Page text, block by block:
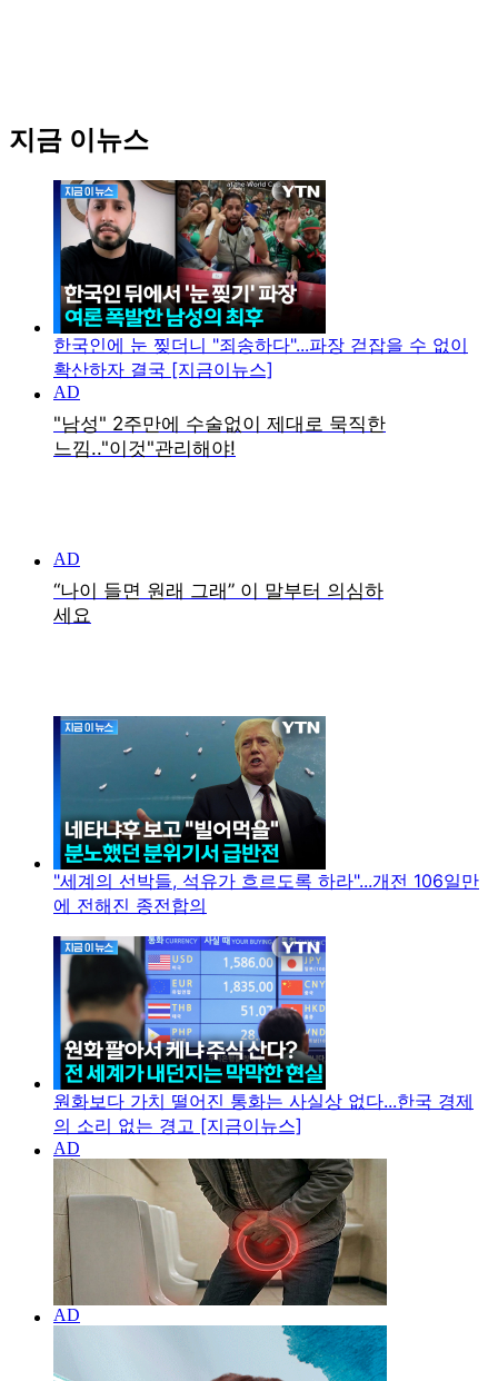
지금 이뉴스
한국인에 눈 찢더니 "죄송하다"...파장 걷잡을 수 없이
확산하자 결국 [지금이뉴스]
"세계의 선박들, 석유가 흐르도록 하라"...개전 106일만
에 전해진 종전합의
원화보다 가치 떨어진 통화는 사실상 없다...한국 경제
의 소리 없는 경고 [지금이뉴스]